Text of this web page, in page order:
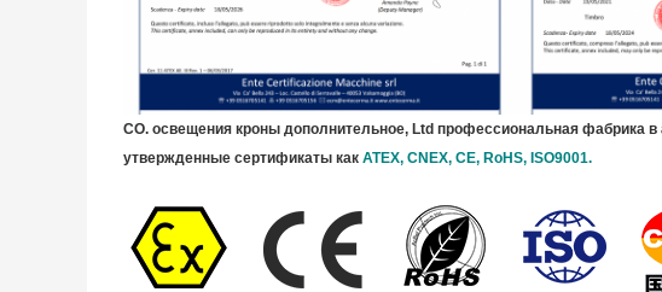
CO. освещения кроны дополнительное, Ltd профессиональная
утвержденные сертификаты как ATEX, CNEX, CE, RoHS, ISO9001.